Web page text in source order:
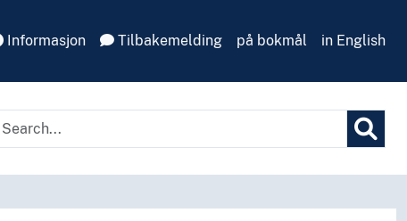
Informasjon Tilbakemelding på bokmål in English